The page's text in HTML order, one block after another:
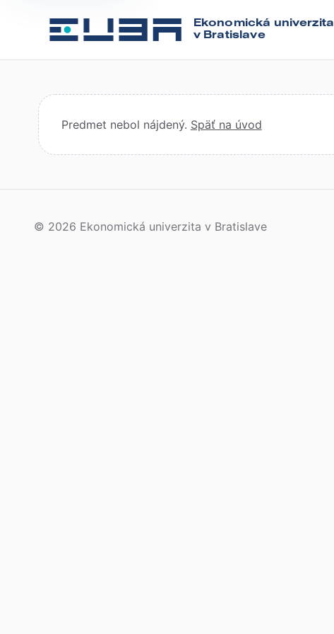
Ekonomická univerzita
v Bratislave
Predmet nebol nájdený. Späť na úvod
© 2026 Ekonomická univerzita v Bratislave